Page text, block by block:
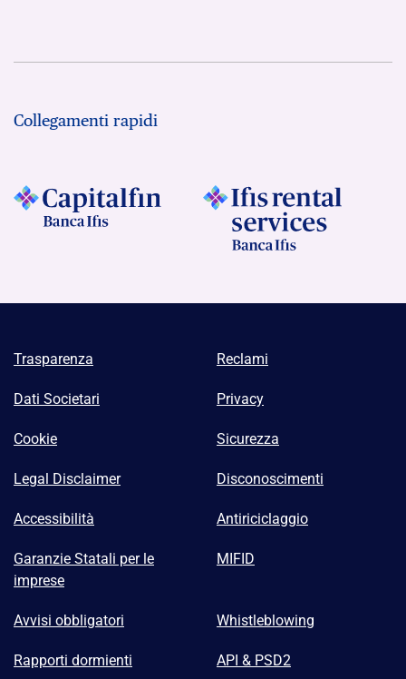
Collegamenti rapidi
Trasparenza Reclami
Dati Societari Privacy
Cookie Sicurezza
Legal Disclaimer Disconoscimenti
Accessibilità Antiriciclaggio
Garanzie Statali per le
imprese
MIFID
Avvisi obbligatori Whistleblowing
Rapporti dormienti API & PSD2